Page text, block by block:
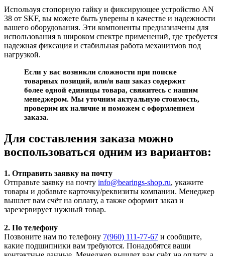
Используя стопорную гайку и фиксирующее устройство AN
38 от SKF, вы можете быть уверены в качестве и надежности
вашего оборудования. Эти компоненты предназначены для
использования в широком спектре применений, где требуется
надежная фиксация и стабильная работа механизмов под
нагрузкой.
Если у вас возникли сложности при поиске
товарных позиций, или/и ваш заказ содержит
более одной единицы товара, свяжитесь с нашим
менеджером. Мы уточним актуальную стоимость,
проверим их наличие и поможем с оформлением
заказа.
Для составления заказа можно
воспользоваться одним из вариантов:
1. Отправить заявку на почту
Отправьте заявку на почту info@bearings-shop.ru, укажите
товары и добавьте карточку/реквизиты компании. Менеджер
вышлет вам счёт на оплату, а также оформит заказ и
зарезервирует нужный товар.
2. По телефону
Позвоните нам по телефону 7(960) 111-77-67 и сообщите,
какие подшипники вам требуются. Понадобятся ваши